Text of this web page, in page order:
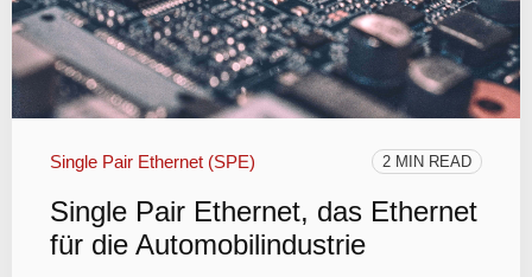
Single Pair Ethernet (SPE) 2 MIN READ
Single Pair Ethernet, das Ethernet
für die Automobilindustrie